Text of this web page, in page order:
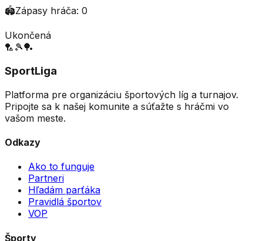
🏟️Zápasy hráča: 0
Ukončená
🏸 🎾🏓
SportLiga
Platforma pre organizáciu športových líg a turnajov.
Pripojte sa k našej komunite a súťažte s hráčmi vo
vašom meste.
Odkazy
Ako to funguje
Partneri
Hľadám parťáka
Pravidlá športov
VOP
Športy